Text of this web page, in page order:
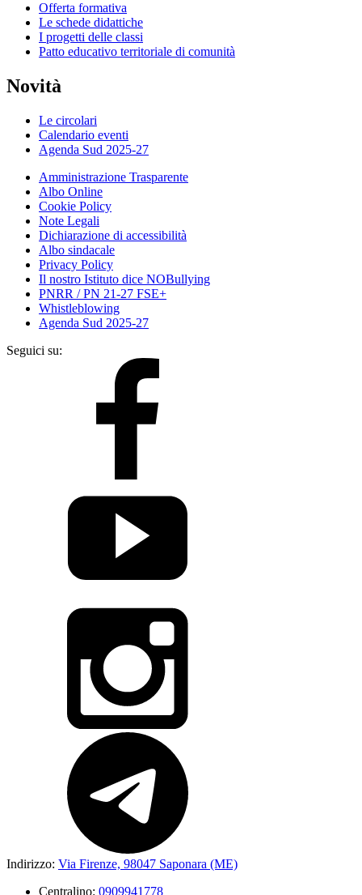
Offerta formativa
Le schede didattiche
I progetti delle classi
Patto educativo territoriale di comunità
Novità
Le circolari
Calendario eventi
Agenda Sud 2025-27
Amministrazione Trasparente
Albo Online
Cookie Policy
Note Legali
Dichiarazione di accessibilità
Albo sindacale
Privacy Policy
Il nostro Istituto dice NOBullying
PNRR / PN 21-27 FSE+
Whistleblowing
Agenda Sud 2025-27
Seguici su:
Indirizzo: Via Firenze, 98047 Saponara (ME)
Centralino: 0909941778